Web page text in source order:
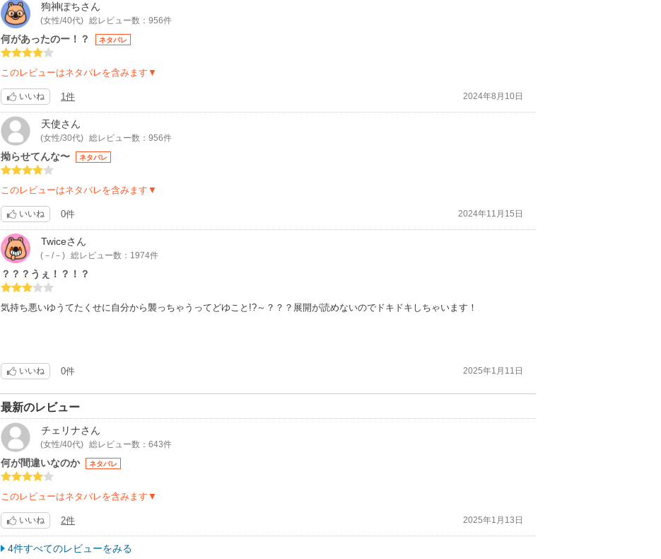
狗神ぽちさん
(女性/40代) 総レビュー数：956件
何があったのー！？ ネタバレ
このレビューはネタバレを含みます▼
いいね 1件 2024年8月10日
天使さん
(女性/30代) 総レビュー数：956件
拗らせてんな〜 ネタバレ
このレビューはネタバレを含みます▼
いいね 0件 2024年11月15日
Twiceさん
(－/－) 総レビュー数：1974件
？？？うぇ！？！？
気持ち悪いゆうてたくせに自分から襲っちゃうってどゆこと!?～？？？展開が読めないのでドキドキしちゃいます！
いいね 0件 2025年1月11日
最新のレビュー
チェリナさん
(女性/40代) 総レビュー数：643件
何が間違いなのか ネタバレ
このレビューはネタバレを含みます▼
いいね 2件 2025年1月13日
4件すべてのレビューをみる